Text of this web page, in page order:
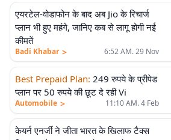
एयरटेल-वोडाफोन के बाद अब Jio के रिचार्ज
प्लान भी हुए महंगे, जानिए कब से लागू होगी नई
कीमतें
Badi Khabar > 6:52 AM. 29 Nov
Best Prepaid Plan: 249 रुपये के प्रीपेड
प्लान पर 50 रुपये की छूट दे रही Vi
Automobile > 11:10 AM. 4 Feb
केयर्न एनर्जी ने जीता भारत के खिलाफ टैक्स